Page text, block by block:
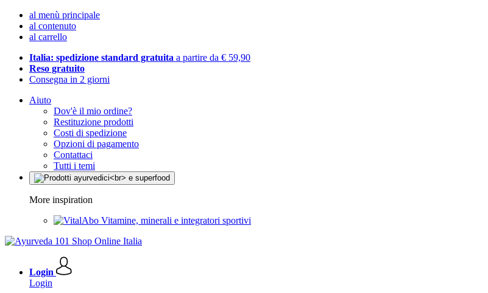
al menù principale
al contenuto
al carrello
Italia: spedizione standard gratuita a partire da € 59,90
Reso gratuito
Consegna in 2 giorni
Aiuto
Dov'è il mio ordine?
Restituzione prodotti
Costi di spedizione
Opzioni di pagamento
Contattaci
Tutti i temi
More inspiration
Vitamine, minerali e integratori sportivi
Login
Login